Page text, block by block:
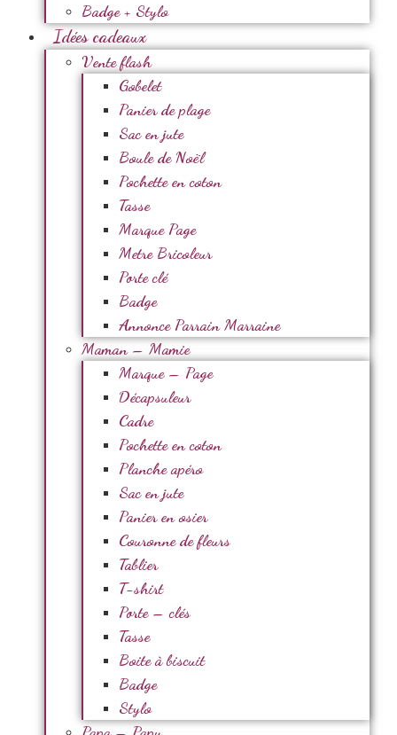
Badge + Stylo
Idées cadeaux
Vente flash
Gobelet
Panier de plage
Sac en jute
Boule de Noël
Pochette en coton
Tasse
Marque Page
Metre Bricoleur
Porte clé
Badge
Annonce Parrain Marraine
Maman – Mamie
Marque – Page
Décapsuleur
Cadre
Pochette en coton
Planche apéro
Sac en jute
Panier en osier
Couronne de fleurs
Tablier
T-shirt
Porte – clés
Tasse
Boite à biscuit
Badge
Stylo